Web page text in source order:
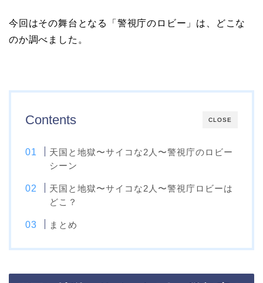
今回はその舞台となる「警視庁のロビー」は、どこな
のか調べました。
CLOSE
Contents
天国と地獄〜サイコな2人〜警視庁のロビー
シーン
天国と地獄〜サイコな2人〜警視庁ロビーは
どこ？
まとめ